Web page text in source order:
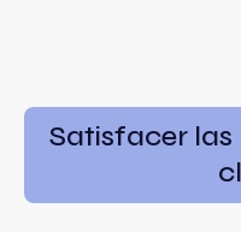
Satisfacer las